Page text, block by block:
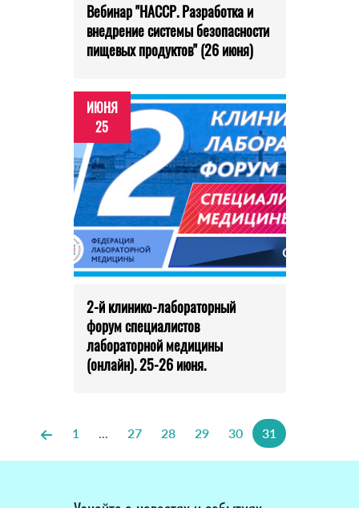
Вебинар "HACCP. Разработка и
внедрение системы безопасности
пищевых продуктов" (26 июня)
ИЮНЯ
25
2-й клинико-лабораторный
форум специалистов
лабораторной медицины
(онлайн). 25-26 июня.
1 ... 27 28 29 30 31